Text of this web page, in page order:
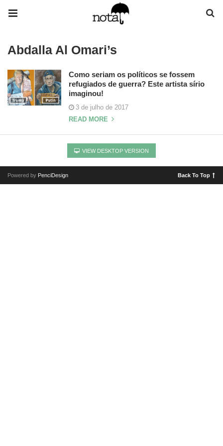
Abdalla Al Omari’s
Como seriam os políticos se fossem
refugiados de guerra? Este artista sírio
imaginou!
3 de julho de 2017
READ MORE
VIEW DESKTOP VERSION
Powered by PenciDesign Back To Top